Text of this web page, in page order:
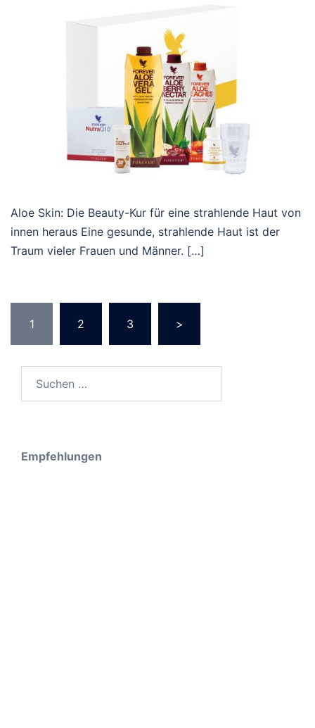
Aloe Skin: Die Beauty-Kur für eine strahlende Haut von
innen heraus Eine gesunde, strahlende Haut ist der
Traum vieler Frauen und Männer. […]
1 2 3 >
Empfehlungen